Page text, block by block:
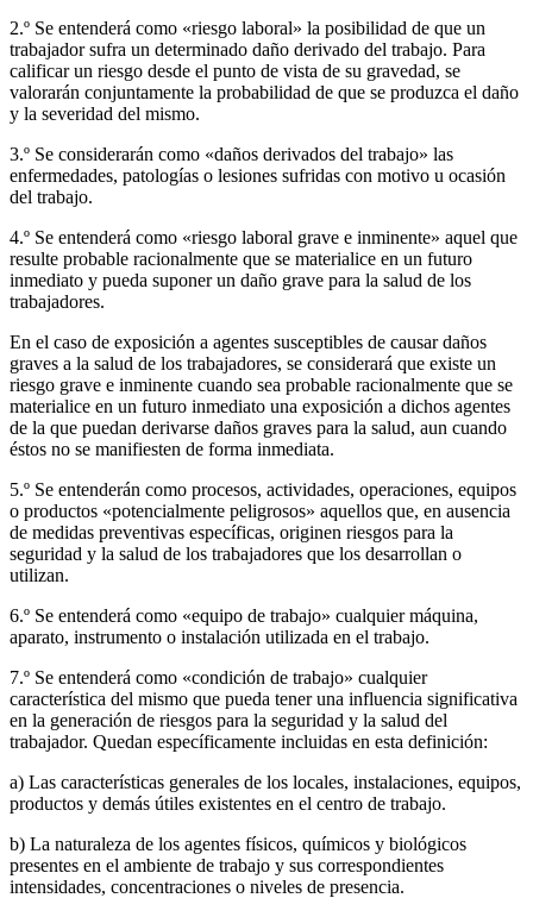
2.º Se entenderá como «riesgo laboral» la posibilidad de que un
trabajador sufra un determinado daño derivado del trabajo. Para
calificar un riesgo desde el punto de vista de su gravedad, se
valorarán conjuntamente la probabilidad de que se produzca el daño
y la severidad del mismo.
3.º Se considerarán como «daños derivados del trabajo» las
enfermedades, patologías o lesiones sufridas con motivo u ocasión
del trabajo.
4.º Se entenderá como «riesgo laboral grave e inminente» aquel que
resulte probable racionalmente que se materialice en un futuro
inmediato y pueda suponer un daño grave para la salud de los
trabajadores.
En el caso de exposición a agentes susceptibles de causar daños
graves a la salud de los trabajadores, se considerará que existe un
riesgo grave e inminente cuando sea probable racionalmente que se
materialice en un futuro inmediato una exposición a dichos agentes
de la que puedan derivarse daños graves para la salud, aun cuando
éstos no se manifiesten de forma inmediata.
5.º Se entenderán como procesos, actividades, operaciones, equipos
o productos «potencialmente peligrosos» aquellos que, en ausencia
de medidas preventivas específicas, originen riesgos para la
seguridad y la salud de los trabajadores que los desarrollan o
utilizan.
6.º Se entenderá como «equipo de trabajo» cualquier máquina,
aparato, instrumento o instalación utilizada en el trabajo.
7.º Se entenderá como «condición de trabajo» cualquier
característica del mismo que pueda tener una influencia significativa
en la generación de riesgos para la seguridad y la salud del
trabajador. Quedan específicamente incluidas en esta definición:
a) Las características generales de los locales, instalaciones, equipos,
productos y demás útiles existentes en el centro de trabajo.
b) La naturaleza de los agentes físicos, químicos y biológicos
presentes en el ambiente de trabajo y sus correspondientes
intensidades, concentraciones o niveles de presencia.